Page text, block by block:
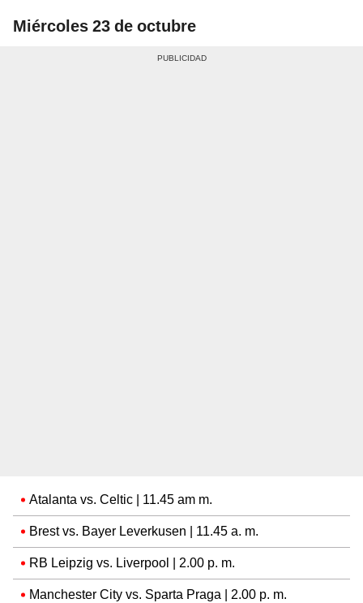
Miércoles 23 de octubre
Atalanta vs. Celtic | 11.45 am m.
Brest vs. Bayer Leverkusen | 11.45 a. m.
RB Leipzig vs. Liverpool | 2.00 p. m.
Manchester City vs. Sparta Praga | 2.00 p. m.